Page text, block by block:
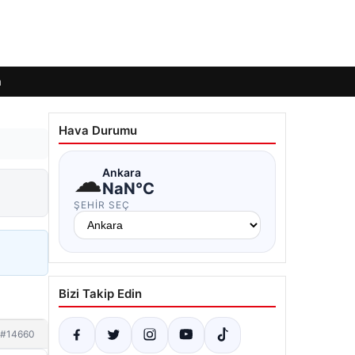
#14660
Hava Durumu
☁Ankara
NaN°C
ŞEHIR SEÇ
Bizi Takip Edin